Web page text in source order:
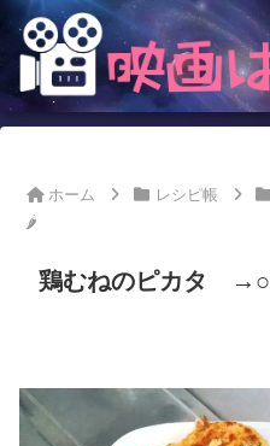
ホーム レシピ帳
🌶
鶏むねのピカタ →○